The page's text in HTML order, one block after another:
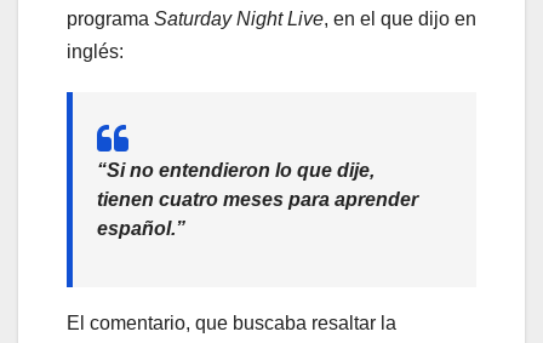
programa Saturday Night Live, en el que dijo en
inglés:
“Si no entendieron lo que dije,
tienen cuatro meses para aprender
español.”
El comentario, que buscaba resaltar la